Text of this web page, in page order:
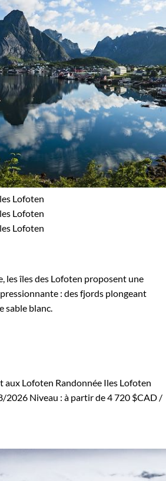
les îles des Lofoten proposent une
: des fjords plongeant
sable blanc.
aux Lofoten Randonnée Iles Lofoten
2026 Niveau : à partir de4 720 $CAD /